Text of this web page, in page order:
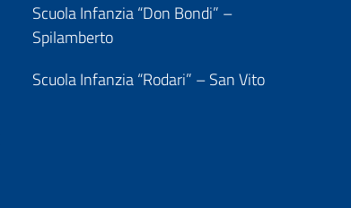
Scuola Infanzia “Don Bondi” –
Spilamberto
Scuola Infanzia “Rodari” – San Vito